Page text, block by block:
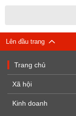
Lên đầu trang
Trang chủ
Xã hội
Kinh doanh